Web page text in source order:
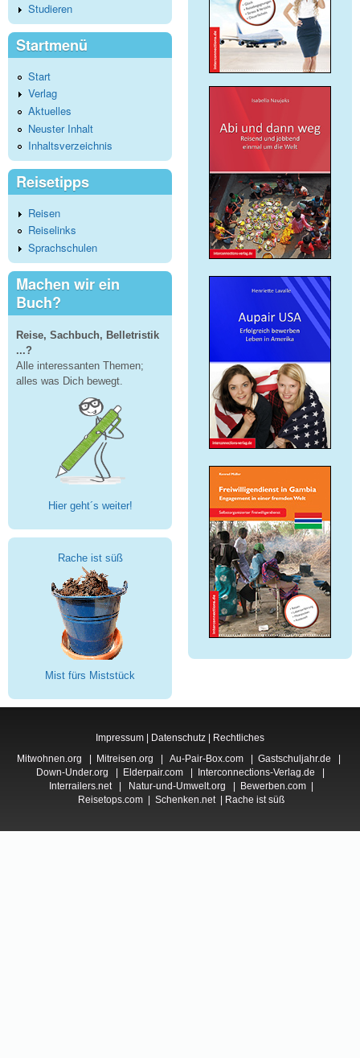
Studieren
Startmenü
Start
Verlag
Aktuelles
Neuster Inhalt
Inhaltsverzeichnis
Reisetipps
Reisen
Reiselinks
Sprachschulen
Machen wir ein
Buch?
Reise, Sachbuch, Belletristik
...?
Alle interessanten Themen;
alles was Dich bewegt.
Hier geht´s weiter!
Rache ist süß
Mist fürs Miststück
Impressum | Datenschutz | Rechtliches
Mitwohnen.org
Mitreisen.org Au-Pair-Box.com Gastschuljahr.de
Down-Under.org
Elderpair.com| Interconnections-Verlag.de
Interrailers.net| Natur-und-Umwelt.org Bewerben.com
Reisetops.com
Schenken.net| Rache ist süß